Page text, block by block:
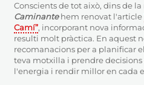
Conscients de tot això, dins de la
Caminantehem renovat l'article
Camí”, incorporant nova
resulti molt pràctica. En aquest
recomanacions per a planificar
teva motxilla i prendre
l'energia i rendir millor en cada